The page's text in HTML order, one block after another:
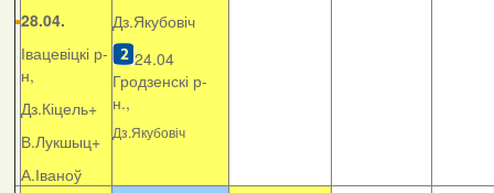
28.04.
Івацевіцкі р-
н,
Дз.Кіцель+
В.Лукшыц+
А.Іваноў
Дз.Якубовіч
24.04
Гродзенскі р-
н.,
Дз.Якубовіч